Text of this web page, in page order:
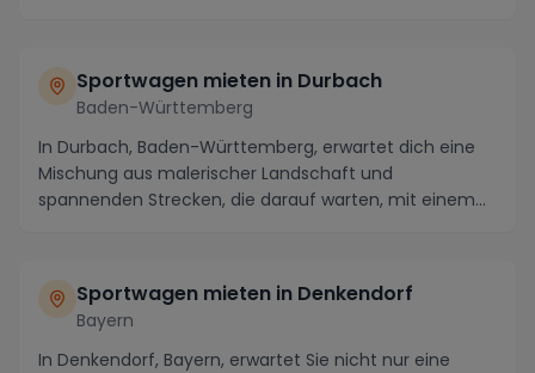
Sportwagen mieten in Durbach
Baden-Württemberg
In Durbach, Baden-Württemberg, erwartet dich eine
Mischung aus malerischer Landschaft und
spannenden Strecken, die darauf warten, mit einem
Sportwagen mieten in Denkendorf
Bayern
In Denkendorf, Bayern, erwartet Sie nicht nur eine